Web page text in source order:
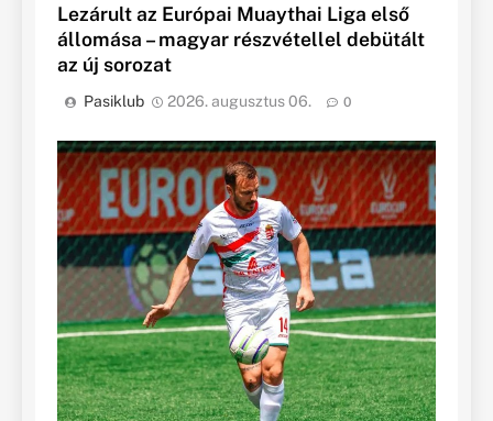
Lezárult az Európai Muaythai Liga első
állomása – magyar részvétellel debütált
az új sorozat
Pasiklub 2026. augusztus 06. 0